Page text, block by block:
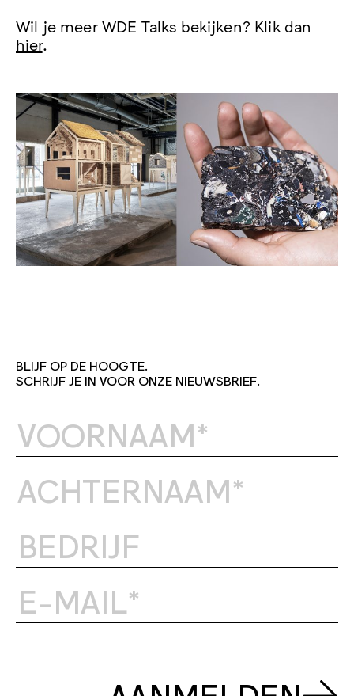
Wil je meer WDE Talks bekijken? Klik dan
hier.
BLIJF OP DE HOOGTE.
SCHRIJF JE IN VOOR ONZE NIEUWSBRIEF.